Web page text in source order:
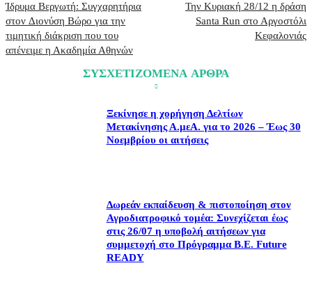
Ίδρυμα Βεργωτή: Συγχαρητήρια
στον Διονύση Βώρο για την
τιμητική διάκριση που του
απένειμε η Ακαδημία Αθηνών
Την Κυριακή 28/12 η δράση
Santa Run στο Αργοστόλι
Κεφαλονιάς
ΣΥΣΧΕΤΙΖΟΜΕΝΑ ΑΡΘΡΑ
Ξεκίνησε η χορήγηση Δελτίων
Μετακίνησης Α.μεΑ. για το 2026 – Έως 30
Νοεμβρίου οι αιτήσεις
Δωρεάν εκπαίδευση & πιστοποίηση στον
Αγροδιατροφικό τομέα: Συνεχίζεται έως
στις 26/07 η υποβολή αιτήσεων για
συμμετοχή στο Πρόγραμμα B.E. Future
READY